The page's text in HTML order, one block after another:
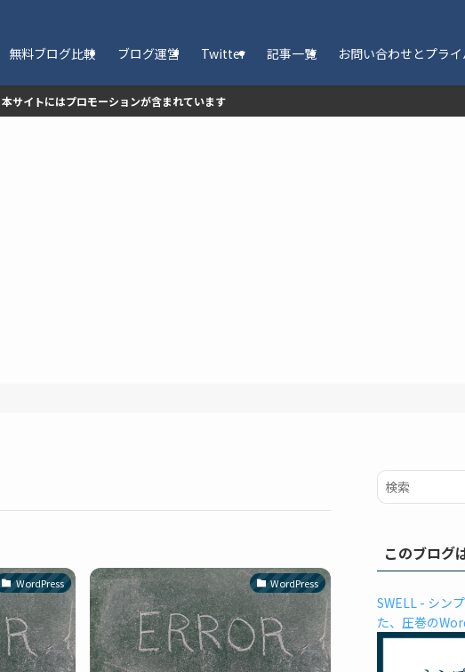
無料ブログ比較 ブログ運営 Twitter 記事一覧 お問い合わせとプラ
本サイトにはプロモーションが含まれています
WordPress WordPress
このブログ
SWELL - シン
た、圧巻の